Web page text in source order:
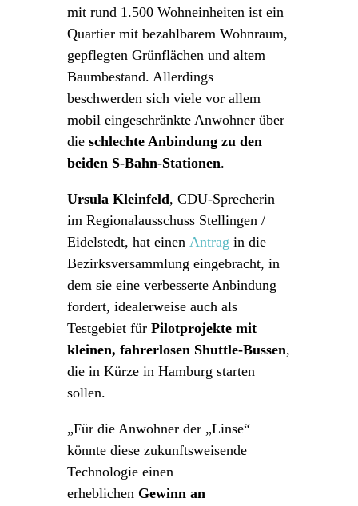
mit rund 1.500 Wohneinheiten ist ein
Quartier mit bezahlbarem Wohnraum,
gepflegten Grünflächen und altem
Baumbestand. Allerdings
beschwerden sich viele vor allem
mobil eingeschränkte Anwohner über
die schlechte Anbindung zu den
beiden S-Bahn-Stationen.
Ursula Kleinfeld, CDU-Sprecherin
im Regionalausschuss Stellingen /
Eidelstedt, hat einen Antrag in die
Bezirksversammlung eingebracht, in
dem sie eine verbesserte Anbindung
fordert, idealerweise auch als
Testgebiet für Pilotprojekte mit
kleinen, fahrerlosen Shuttle-Bussen,
die in Kürze in Hamburg starten
sollen.
„Für die Anwohner der „Linse“
könnte diese zukunftsweisende
Technologie einen
erheblichen Gewinn an